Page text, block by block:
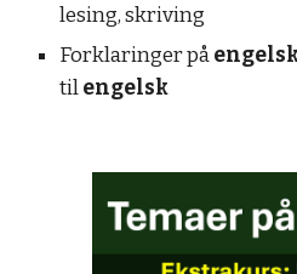
lesing, skriving
Forklaringer på
tilengelsk